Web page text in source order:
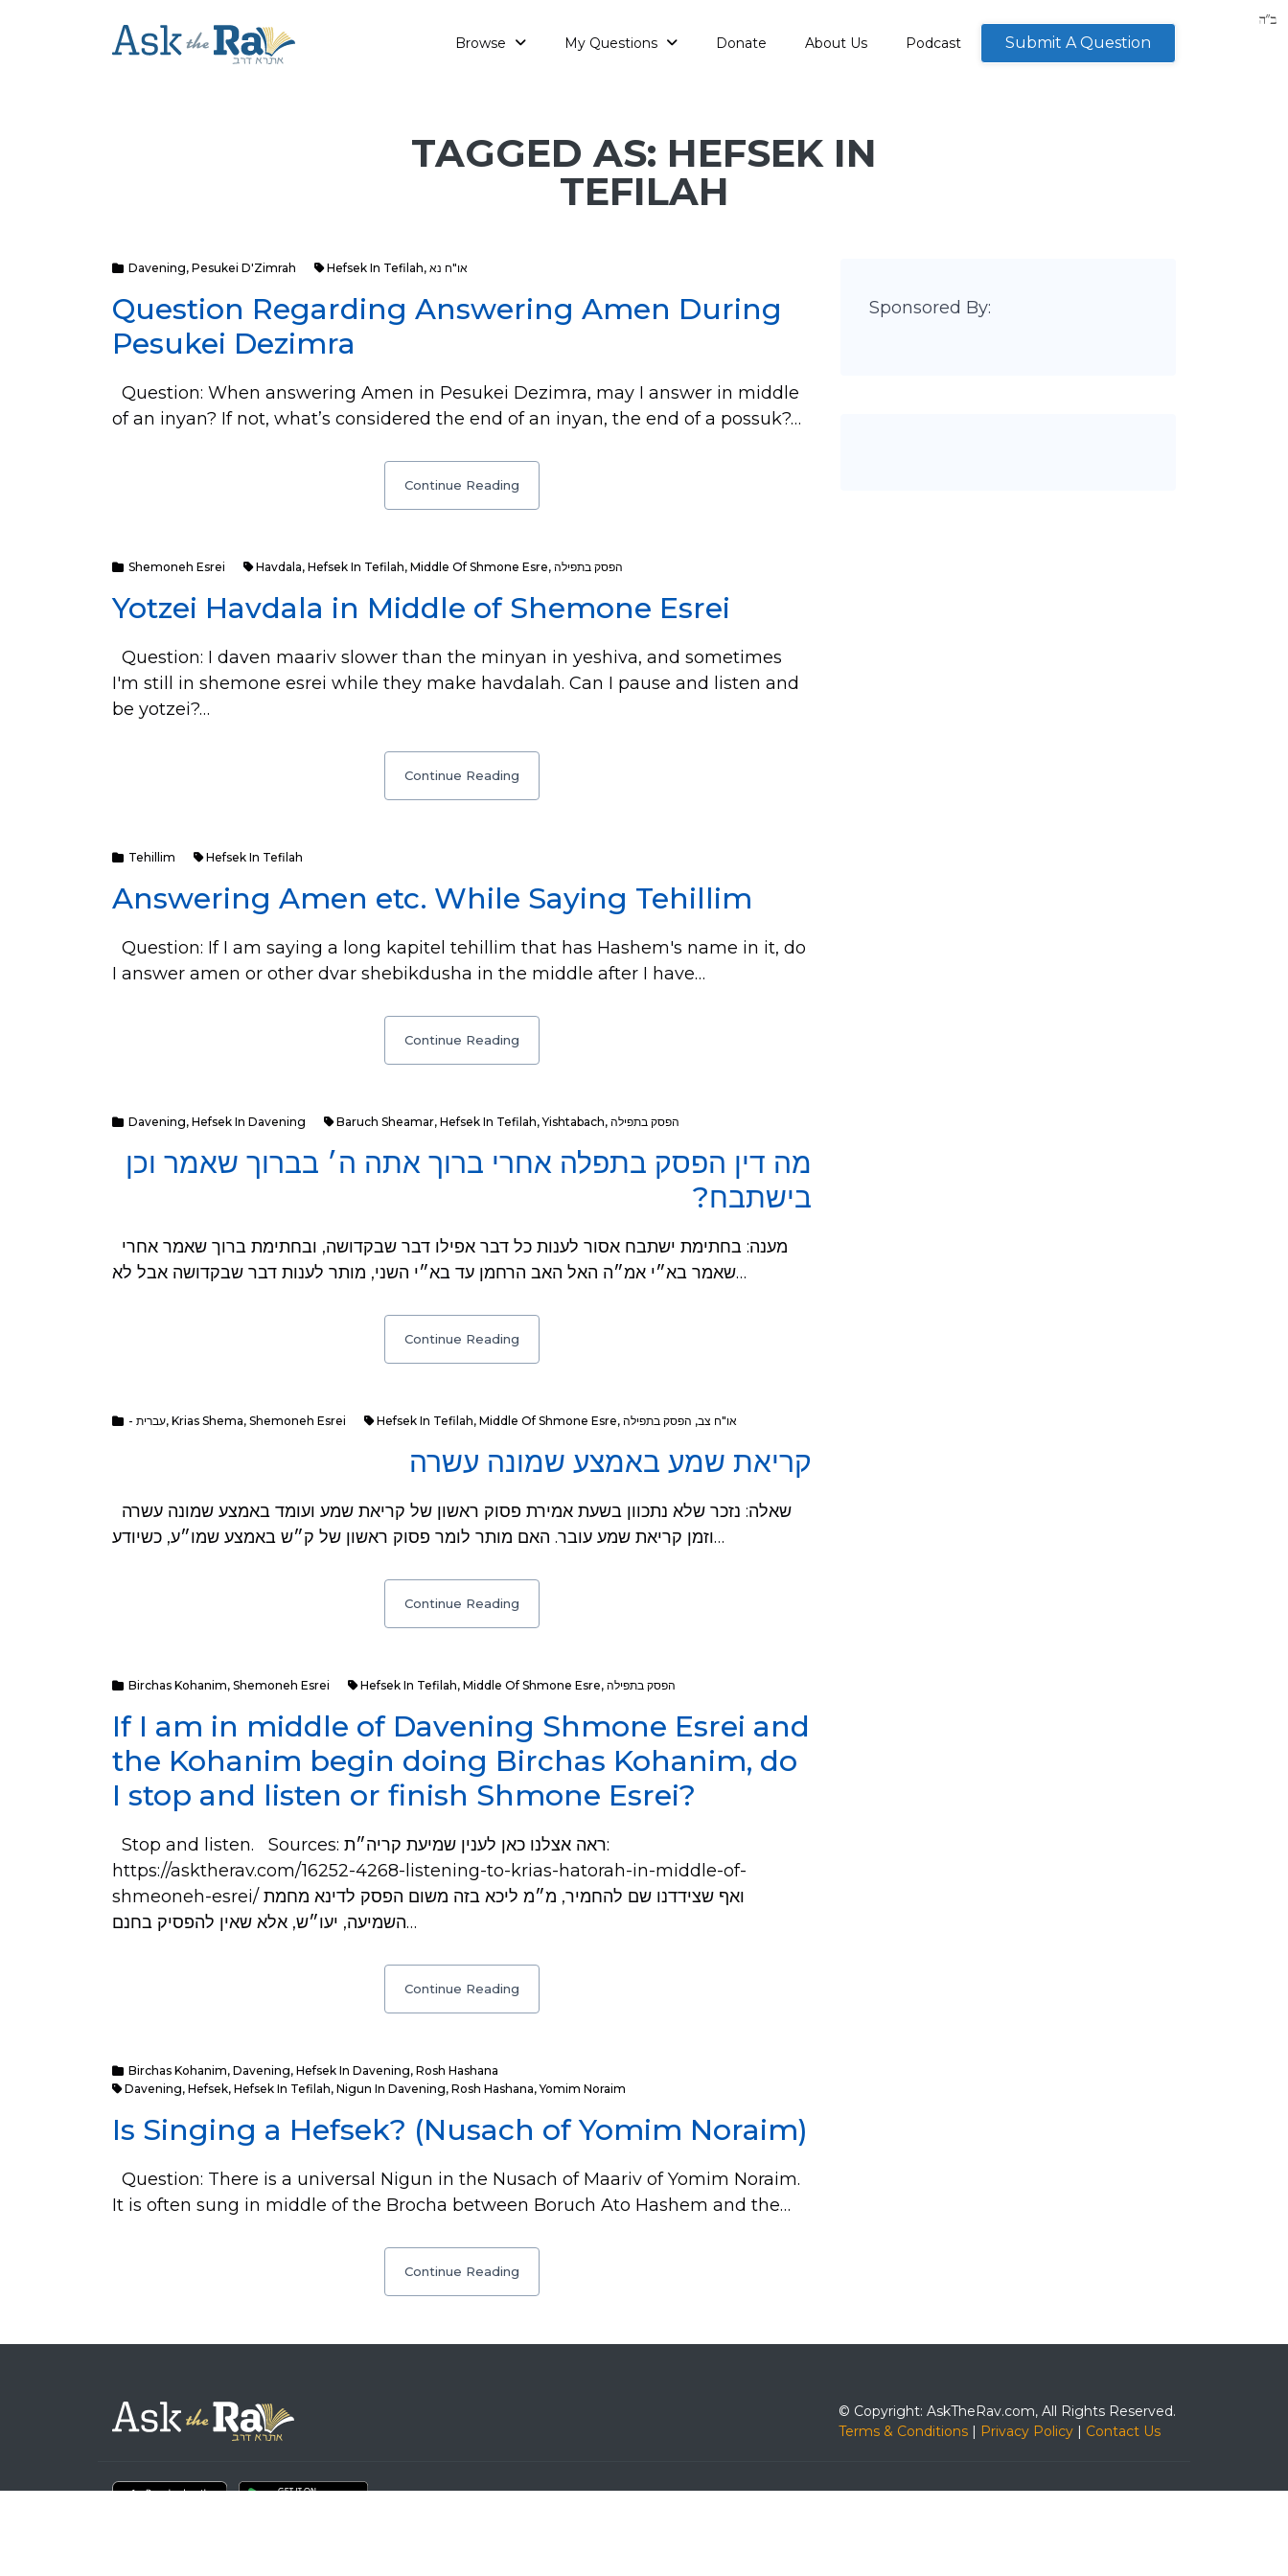
Browse My Questions Donate About Us Podcast Submit A Question
TAGGED AS: HEFSEK IN
TEFILAH
Davening, Pesukei D'Zimrah Hefsek In Tefilah, או"ח נא
Question Regarding Answering Amen During
Pesukei Dezimra
Question: When answering Amen in Pesukei Dezimra, may I answer in middle
of an inyan? If not, what’s considered the end of an inyan, the end of a possuk?…
Continue Reading
Shemoneh Esrei Havdala, Hefsek In Tefilah, Middle Of Shmone Esre, הפסק בתפילה
Yotzei Havdala in Middle of Shemone Esrei
Question: I daven maariv slower than the minyan in yeshiva, and sometimes
I'm still in shemone esrei while they make havdalah. Can I pause and listen and
be yotzei?…
Continue Reading
Tehillim Hefsek In Tefilah
Answering Amen etc. While Saying Tehillim
Question: If I am saying a long kapitel tehillim that has Hashem's name in it, do
I answer amen or other dvar shebikdusha in the middle after I have…
Continue Reading
Davening, Hefsek In Davening Baruch Sheamar, Hefsek In Tefilah,Yishtabach, הפסק בתפילה
מה דין הפסק בתפלה אחרי ברוך אתה ה׳ בברוך שאמר וכן
בישתבח?
שאמר בא״י אמ״ה האל האב הרחמן עד בא״י השני, מותר לענות דבר שבקדושה אבל לא…
Continue Reading
- עברית, Krias Shema, Shemoneh Esrei Hefsek In Tefilah, Middle Of Shmone Esre, או"ח צב, הפסק בתפילה
קריאת שמע באמצע שמונה עשרה
וזמן קריאת שמע עובר. האם מותר לומר פסוק ראשון של ק״ש באמצע שמו״ע, כשיודע…
Continue Reading
Birchas Kohanim, Shemoneh Esrei Hefsek In Tefilah, Middle Of Shmone Esre, הפסק בתפילה
If I am in middle of Davening Shmone Esrei and
the Kohanim begin doing Birchas Kohanim, do
I stop and listen or finish Shmone Esrei?
Stop and listen. Sources: ראה אצלנו כאן לענין שמיעת קריה״ת:
https://asktherav.com/16252-4268-listening-to-krias-hatorah-in-middle-of-
shmeoneh-esrei/ ואף שצידדנו שם להחמיר, מ״מ ליכא בזה משום הפסק לדינא מחמת
השמיעה, יעו״ש, אלא שאין להפסיק בחנם…
Continue Reading
Birchas Kohanim, Davening, Hefsek In Davening, Rosh Hashana
Davening, Hefsek, Hefsek In Tefilah, Nigun In Davening, Rosh Hashana,Yomim Noraim
Is Singing a Hefsek? (Nusach of Yomim Noraim)
Question: There is a universal Nigun in the Nusach of Maariv of Yomim Noraim.
It is often sung in middle of the Brocha between Boruch Ato Hashem and the…
Continue Reading
Sponsored By:
© Copyright: AskTheRav.com, All Rights Reserved.
Terms & Conditions | Privacy Policy | Contact Us